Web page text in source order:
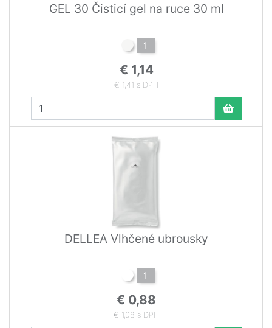
GEL 30 Čisticí gel na ruce 30 ml
1
€ 1,14
€ 1,41 s DPH
DELLEA Vlhčené ubrousky
1
€ 0,88
€ 1,08 s DPH